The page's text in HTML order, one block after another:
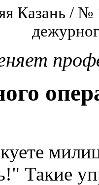
Казань / №
Такие